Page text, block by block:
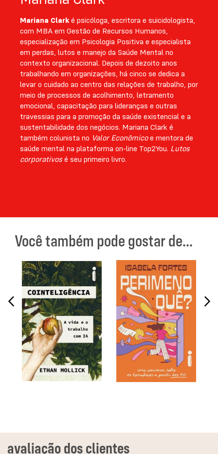
Mariana Clark é psicóloga, escritora e suicidologista,
com MBA em Gestão de Recursos Humanos,
especialização em Psicologia Positiva e especialista
em perdas, lutos e manejo da Saúde Mental no
contexto organizacional. Depois de dezoito anos
trabalhando em organizações, há cinco se dedica a
levar o cuidado ao centro das relações de trabalho, por
meio de processos de acolhimento, letramento
emocional, capacitação para lideranças e outras
travessias para a promoção da saúde existencial e a
sustentabilidade dos negócios. Mariana Clark é
também colunista no Valor Econômicoe mentora de
saúde mental na plataforma on-line Top2You. Lutos
corporativosé seu primeiro livro.
Você também pode gostar de...